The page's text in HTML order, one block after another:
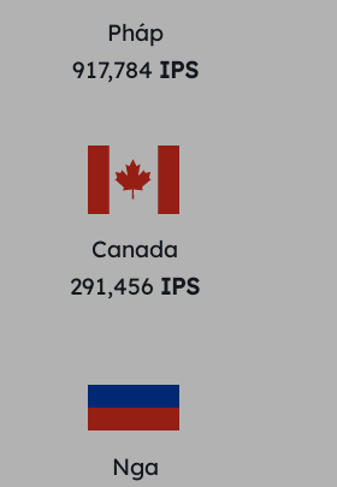
Pháp
917,784 IPS
Canada
291,456 IPS
Nga